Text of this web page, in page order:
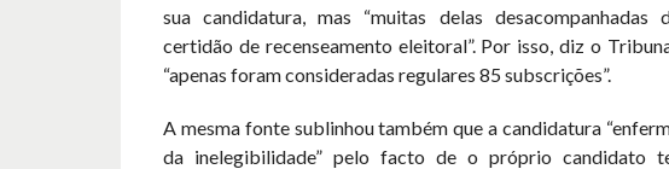
sua candidatura, mas “muitas delas desacompanhadas
certidão de recenseamento eleitoral”. Por isso, diz o
“apenas foram consideradas regulares 85 subscrições”.
A mesma fonte sublinhou também que a candidatura
da inelegibilidade” pelo facto de o próprio candidato